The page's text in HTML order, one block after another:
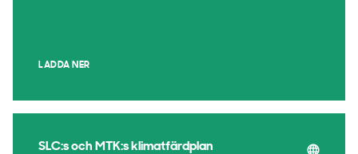
LADDA NER
SLC:s och MTK:s klimatfärdplan